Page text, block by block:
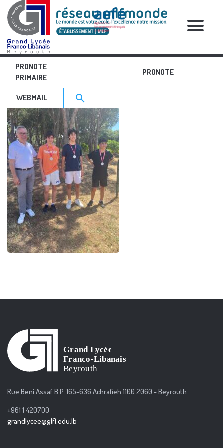
PRONOTE
PRIMAIRE
PRONOTE
WEBMAIL Search for:>
search
RELATIVE POSTS
IMG_9436
Rue Beni Assaf B.P. 165-636 Achrafieh 1100 2060 - Beyrouth
+961 1 420700
grandlycee@glfl.edu.lb